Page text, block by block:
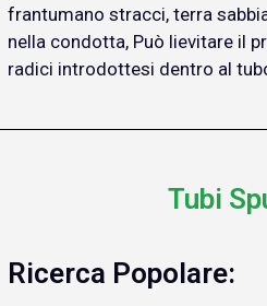
frantumano stracci, terra
nella condotta, Può lievitare il
radici introdottesi dentro al
Tubi
Ricerca Popolare: